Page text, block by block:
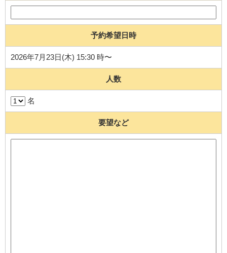
予約希望日時
2026年7月23日(木) 15:30 時〜
人数
名
要望など